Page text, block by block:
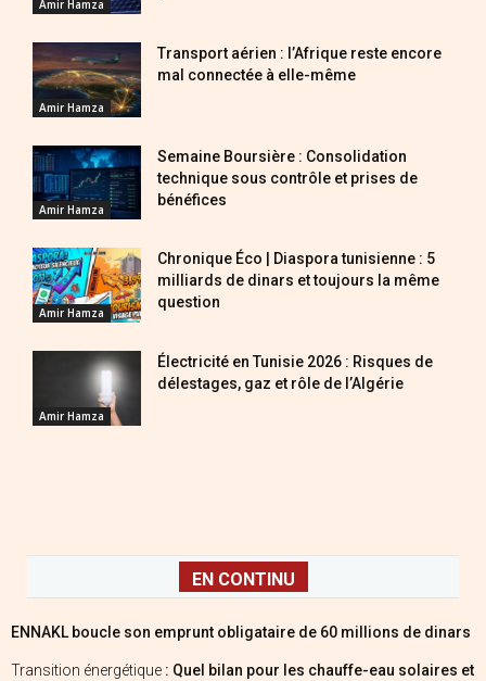
Amir Hamza
Amir Hamza
Transport aérien : l’Afrique reste encore
mal connectée à elle-même
Amir Hamza
Semaine Boursière : Consolidation
technique sous contrôle et prises de
bénéfices
Amir Hamza
Chronique Éco | Diaspora tunisienne : 5
milliards de dinars et toujours la même
question
Amir Hamza
Électricité en Tunisie 2026 : Risques de
délestages, gaz et rôle de l’Algérie
EN CONTINU
ENNAKL boucle son emprunt obligataire de 60 millions de dinars
Transition énergétique : Quel bilan pour les chauffe-eau solaires et